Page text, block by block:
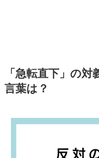
「急転直下」の
言葉は？